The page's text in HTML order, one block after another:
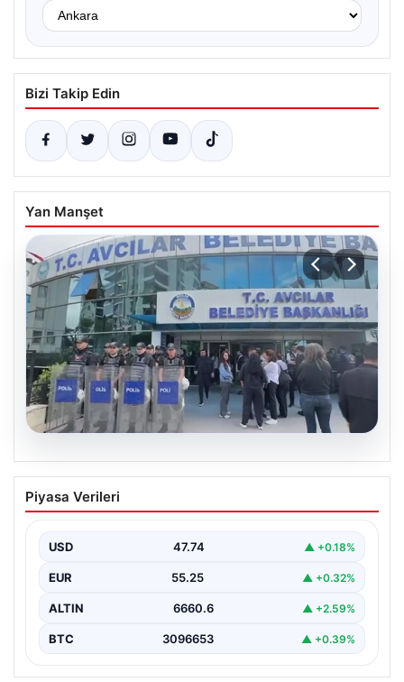
Bizi Takip Edin
Yan Manşet
05.08.2026
Yatırım araçlarının haftalık performansı
nasıl oldu?
Piyasa Verileri
USD 47.74 ▲ +0.18%
EUR 55.25 ▲ +0.32%
ALTIN 6660.6 ▲ +2.59%
BTC 3096653 ▲ +0.39%